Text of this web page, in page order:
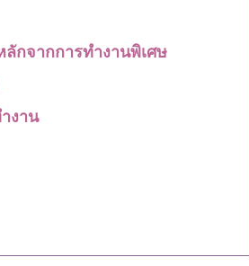
กจากการทำงานพิเศษ
งาน